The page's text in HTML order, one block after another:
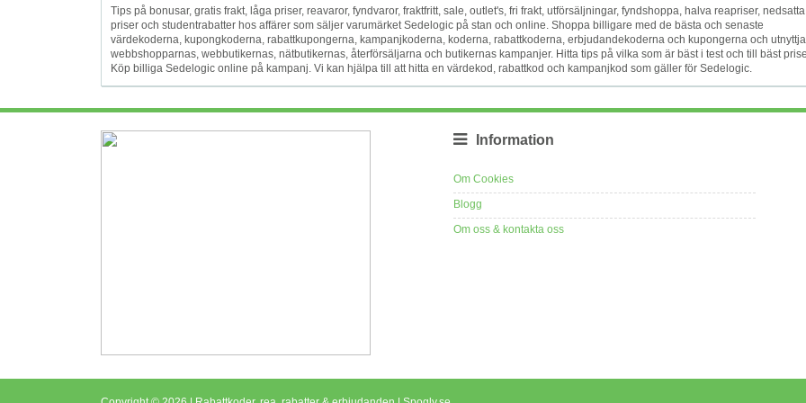
Tips på bonusar, gratis frakt, låga priser, reavaror, fyndvaror, fraktfritt, sale, outlet's, fri frakt, utförsäljningar, fyndshoppa, halva reapriser, nedsatta
priser och studentrabatter hos affärer som säljer varumärket Sedelogic på stan och online. Shoppa billigare med de bästa och senaste
värdekoderna, kupongkoderna, rabattkupongerna, kampanjkoderna, koderna, rabattkoderna, erbjudandekoderna och kupongerna och utnyttja
webbshopparnas, webbutikernas, nätbutikernas, återförsäljarna och butikernas kampanjer. Hitta tips på vilka som är bäst i test och till bäst
Köp billiga Sedelogic online på kampanj. Vi kan hjälpa till att hitta en värdekod, rabattkod och kampanjkod som gäller för Sedelogic.
Information
Om Cookies
Blogg
Om oss & kontakta oss